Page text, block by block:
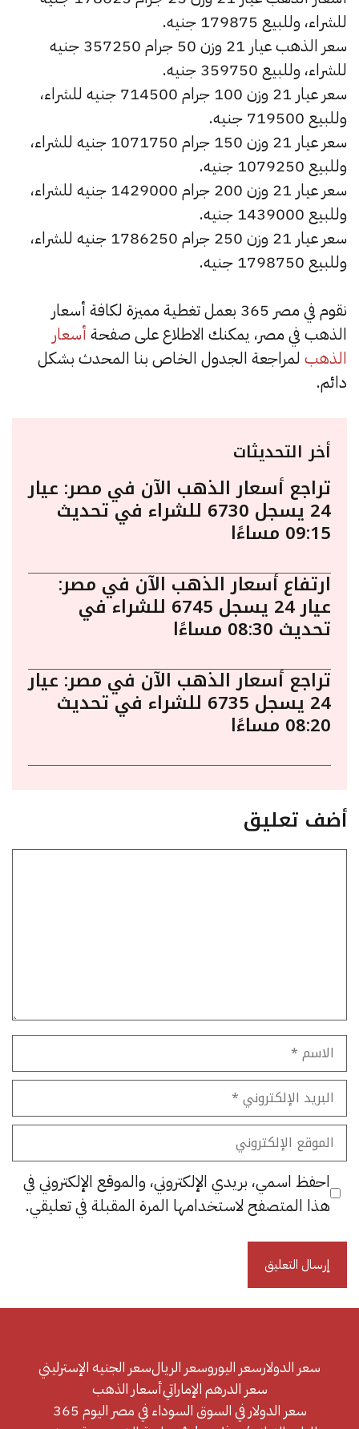
للشراء، وللبيع 179875 جنيه.
سعر الذهب عيار 21 وزن 50 جرام 357250 جنيه
للشراء، وللبيع 359750 جنيه.
سعر عيار 21 وزن 100 جرام 714500 جنيه للشراء،
وللبيع 719500 جنيه.
سعر عيار 21 وزن 150 جرام 1071750 جنيه للشراء،
وللبيع 1079250 جنيه.
سعر عيار 21 وزن 200 جرام 1429000 جنيه للشراء،
وللبيع 1439000 جنيه.
سعر عيار 21 وزن 250 جرام 1786250 جنيه للشراء،
وللبيع 1798750 جنيه.
نقوم في مصر 365 بعمل تغطية مميزة لكافة أسعار
الذهب في مصر، يمكنك الاطلاع على صفحة أسعار
الذهب لمراجعة الجدول الخاص بنا المحدث بشكل
دائم.
أخر التحديثات
تراجع أسعار الذهب الآن في مصر: عيار
24 يسجل 6730 للشراء في تحديث
09:15 مساءًا
ارتفاع أسعار الذهب الآن في مصر:
عيار 24 يسجل 6745 للشراء في
تحديث 08:30 مساءًا
تراجع أسعار الذهب الآن في مصر: عيار
24 يسجل 6735 للشراء في تحديث
08:20 مساءًا
أضف تعليق
الاسم
البريد
الإلكتروني
الموقع
الإلكتروني
احفظ اسمي، بريدي الإلكتروني، والموقع الإلكتروني في
هذا المتصفح لاستخدامها المرة المقبلة في تعليقي.
سعر الدولارسعر اليوروسعر الريالسعر الجنيه الإسترليني
سعر الدرهم الإماراتيأسعار الذهب
سعر الدولار في السوق السوداء في مصر اليوم 365